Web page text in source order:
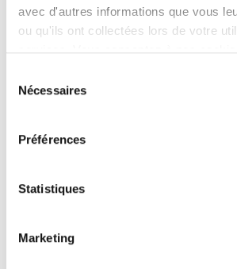
avec d'autres informations que vous
ou qu'ils ont collectées lors de votre
Nécessaires
Préférences
Statistiques
Marketing